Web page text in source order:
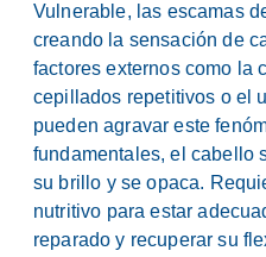
Vulnerable, las escamas
creando la sensación de
factores externos como la
cepillados repetitivos o el
pueden agravar este
fundamentales, el cabello
su brillo y se opaca.
nutritivo para estar
reparado y recuperar su